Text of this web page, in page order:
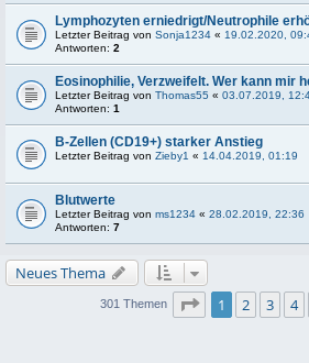
Lymphozyten erniedrigt/Neutrophile
Letzter Beitrag von Sonja1234 « 19.02.2020,
Antworten: 2
Eosinophilie, Verzweifelt. Wer kann mir
Letzter Beitrag von Thomas55 « 03.07.2019,
Antworten: 1
B-Zellen (CD19+) starker Anstieg
Letzter Beitrag von Zieby1 « 14.04.2019, 01:19
Blutwerte
Letzter Beitrag von ms1234 « 28.02.2019, 22:36
Antworten: 7
Neues Thema
301 Themen Seite von
1 2 3 4